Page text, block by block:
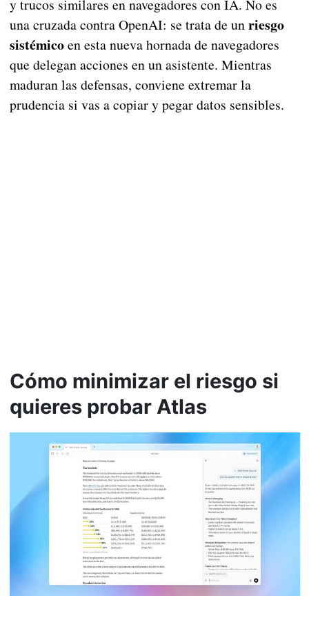
y trucos similares en navegadores con IA. No es
una cruzada contra OpenAI: se trata de unriesgo
sistémicoen esta nueva hornada de navegadores
que delegan acciones en un asistente. Mientras
maduran las defensas, conviene extremar la
prudencia si vas a copiar y pegar datos sensibles.
Cómo minimizar el riesgo si
quieres probar Atlas